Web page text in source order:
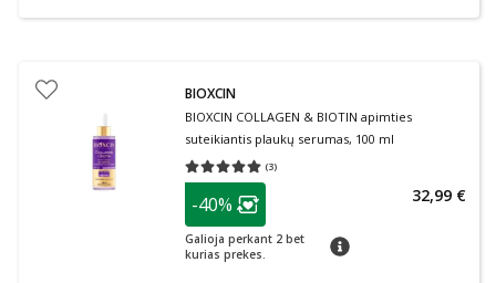
BIOXCIN
BIOXCIN COLLAGEN & BIOTIN apimties
suteikiantis plaukų serumas, 100 ml
(3)
Vidutinis įvertinimas 5.00
patarimas
Lojalumo klubo narių nuolaida
-40%
Galioja perkant 2 bet
kurias prekes.
patarimas
32,99 €